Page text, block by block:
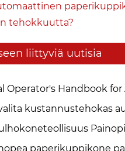
tehokkuutta?
liittyviä uutisia
Operator's Handbook
Machines
kustannustehokas
pienille ja
vuonna 2026?
huolto ja
paperikuppikone